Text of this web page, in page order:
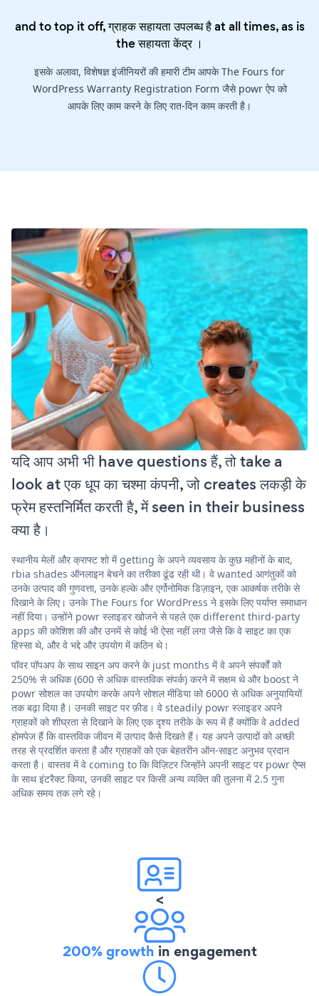
and to top it off, ग्राहक सहायता उपलब्ध है at all times, as is
theसहायता केंद्र।
इसके अलावा, विशेषज्ञ इंजीनियरों की हमारी टीम आपके The Fours for
WordPress Warranty Registration Form जैसे powr ऐप को
आपके लिए काम करने के लिए रात-दिन काम करती है।
यदि आप अभी भी have questions हैं, तो take a
look at एक धूप का चश्मा कंपनी, जो creates लकड़ी के
फ्रेम हस्तनिर्मित करती है, में seen in their business
क्या है।
स्थानीय मेलों और क्राफ्ट शो में getting के अपने व्यवसाय के कुछ महीनों के बाद,
rbia shades ऑनलाइन बेचने का तरीका ढूंढ रही थी। वे wanted आगंतुकों को
उनके उत्पाद की गुणवत्ता, उनके हल्के और एर्गोनोमिक डिज़ाइन, एक आकर्षक तरीके से
दिखाने के लिए। उनके The Fours for WordPress ने इसके लिए पर्याप्त समाधान
नहीं दिया। उन्होंने powr स्लाइडर खोजने से पहले एक different third-party
apps की कोशिश की और उनमें से कोई भी ऐसा नहीं लगा जैसे कि वे साइट का एक
हिस्सा थे, और वे भद्दे और उपयोग में कठिन थे।
पॉवर पॉपअप के साथ साइन अप करने के just months में वे अपने संपर्कों को
250% से अधिक (600 से अधिक वास्तविक संपर्क) करने में सक्षम थे और boost ने
powr सोशल का उपयोग करके अपने सोशल मीडिया को 6000 से अधिक अनुयायियों
तक बढ़ा दिया है। उनकी साइट पर फ़ीड। वे steadily powr स्लाइडर अपने
ग्राहकों को शीघ्रता से दिखाने के लिए एक दृश्य तरीके के रूप में हैं क्योंकि वे added
होमपेज हैं कि वास्तविक जीवन में उत्पाद कैसे दिखते हैं। यह अपने उत्पादों को अच्छी
तरह से प्रदर्शित करता है और ग्राहकों को एक बेहतरीन ऑन-साइट अनुभव प्रदान
करता है। वास्तव में वे coming to कि विज़िटर जिन्होंने अपनी साइट पर powr ऐप्स
के साथ इंटरैक्ट किया, उनकी साइट पर किसी अन्य व्यक्ति की तुलना में 2.5 गुना
अधिक समय तक लगे रहे।
<
200% growth in engagement